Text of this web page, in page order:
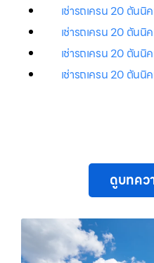
เช่ารถเครน 20 ตันนิ
เช่ารถเครน 20 ตันนิ
เช่ารถเครน 20 ตันนิ
เช่ารถเครน 20 ตันนิ
ดูบทค